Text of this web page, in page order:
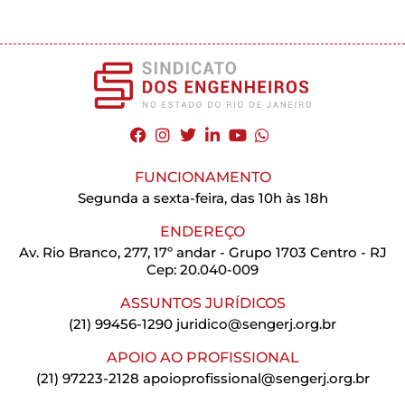
FUNCIONAMENTO
Segunda a sexta-feira, das 10h às 18h
ENDEREÇO
Av. Rio Branco, 277, 17º andar - Grupo 1703 Centro - RJ
Cep: 20.040-009
ASSUNTOS JURÍDICOS
(21) 99456-1290 juridico@sengerj.org.br
APOIO AO PROFISSIONAL
(21) 97223-2128 apoioprofissional@sengerj.org.br